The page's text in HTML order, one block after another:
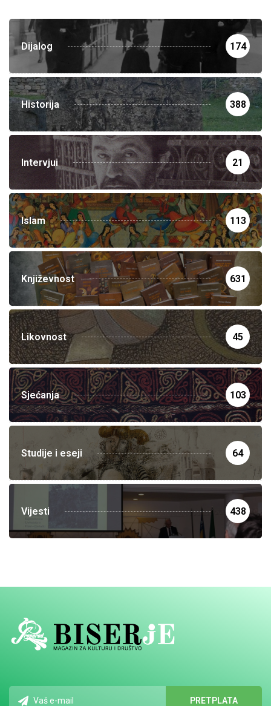
Dijalog 174
Historija 388
Intervjui 21
Islam 113
Književnost 631
Likovnost 45
Sjećanja 103
Studije i eseji 64
Vijesti 438